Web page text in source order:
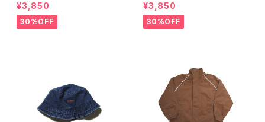
¥3,850
30%OFF
¥3,850
30%OFF